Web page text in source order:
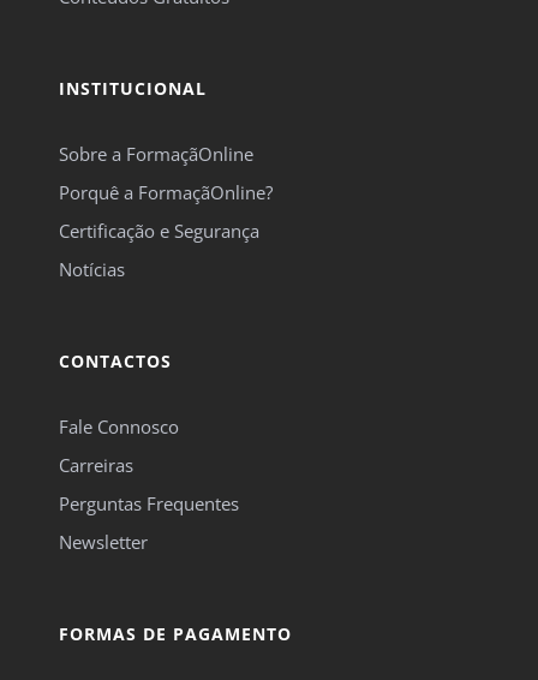
INSTITUCIONAL
Sobre a FormaçãOnline
Porquê a FormaçãOnline?
Certificação e Segurança
Notícias
CONTACTOS
Fale Connosco
Carreiras
Perguntas Frequentes
Newsletter
FORMAS DE PAGAMENTO